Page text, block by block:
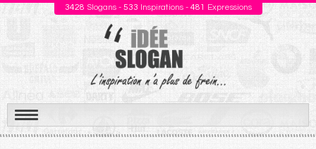
3428 Slogans - 533 Inspirations - 481 Expressions
Aller
au